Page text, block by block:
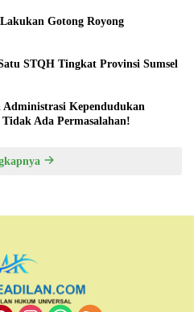
Gotong Royong
STQH Tingkat Provinsi Sumsel
Kependudukan
Ada Permasalahan!